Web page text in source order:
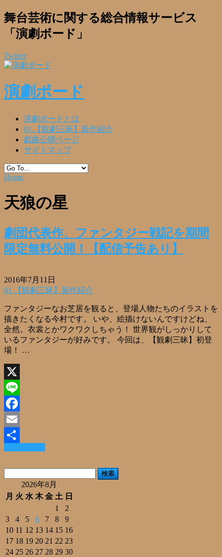
舞台芸術に関する総合情報サービス
「演劇ボード」
Twitter
演劇ボード
演劇ボードとは
01.【観劇三昧】新作紹介
戯曲公開ページ
サイトマップ
Home
天狼の星
劇団代表作、ファンタジー戦記を期間
限定無料公開！【配信予告あり】
2016年7月11日
01.【観劇三昧】新作紹介
ファンタジーなお芝居を観ると、登場人物たちのイラストを
描きたくなる今村です。 いや、絵描けないんですけどね、
全然。衣裳とかワクワクしちゃう！ 世界観がしっかりして
いるファンタジーが好みです。 今回は、【観劇三昧】初登
場！ …
X
Line
Facebook
Email
共
有
2026年8月
月 火 水 木 金 土 日
1
2
3
4 5 6 7 8
9
10 11 12 13 14 15 16
17 18 19 20 21 22 23
24 25 26 27 28 29 30